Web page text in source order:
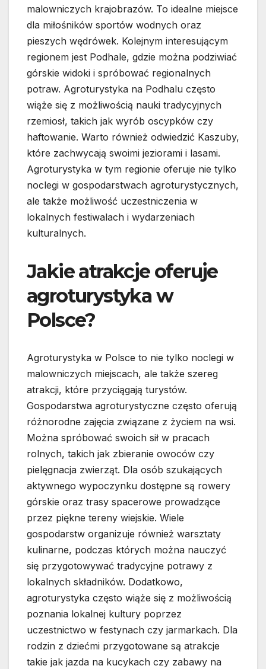
malowniczych krajobrazów. To idealne miejsce
dla miłośników sportów wodnych oraz
pieszych wędrówek. Kolejnym interesującym
regionem jest Podhale, gdzie można podziwiać
górskie widoki i spróbować regionalnych
potraw. Agroturystyka na Podhalu często
wiąże się z możliwością nauki tradycyjnych
rzemiosł, takich jak wyrób oscypków czy
haftowanie. Warto również odwiedzić Kaszuby,
które zachwycają swoimi jeziorami i lasami.
Agroturystyka w tym regionie oferuje nie tylko
noclegi w gospodarstwach agroturystycznych,
ale także możliwość uczestniczenia w
lokalnych festiwalach i wydarzeniach
kulturalnych.
Jakie atrakcje oferuje
agroturystyka w
Polsce?
Agroturystyka w Polsce to nie tylko noclegi w
malowniczych miejscach, ale także szereg
atrakcji, które przyciągają turystów.
Gospodarstwa agroturystyczne często oferują
różnorodne zajęcia związane z życiem na wsi.
Można spróbować swoich sił w pracach
rolnych, takich jak zbieranie owoców czy
pielęgnacja zwierząt. Dla osób szukających
aktywnego wypoczynku dostępne są rowery
górskie oraz trasy spacerowe prowadzące
przez piękne tereny wiejskie. Wiele
gospodarstw organizuje również warsztaty
kulinarne, podczas których można nauczyć
się przygotowywać tradycyjne potrawy z
lokalnych składników. Dodatkowo,
agroturystyka często wiąże się z możliwością
poznania lokalnej kultury poprzez
uczestnictwo w festynach czy jarmarkach. Dla
rodzin z dziećmi przygotowane są atrakcje
takie jak jazda na kucykach czy zabawy na